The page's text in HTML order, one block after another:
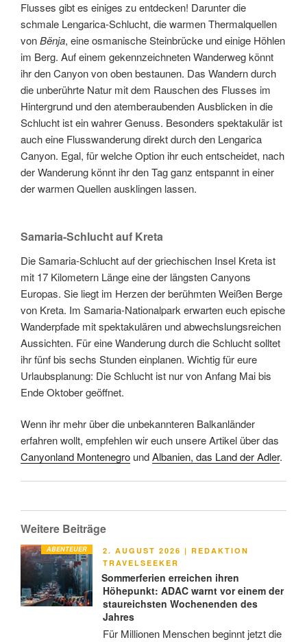
Flusses gibt es einiges zu entdecken! Darunter die
schmale Lengarica-Schlucht, die warmen Thermalquellen
vonBënja, eine osmanische Steinbrücke und einige Höhlen
im Berg. Auf einem gekennzeichneten Wanderweg könnt
ihr den Canyon von oben bestaunen. Das Wandern durch
die unberührte Natur mit dem Rauschen des Flusses im
Hintergrund und den atemberaubenden Ausblicken in die
Schlucht ist ein wahrer Genuss. Besonders spektakulär ist
auch eine Flusswanderung direkt durch den Lengarica
Canyon. Egal, für welche Option ihr euch entscheidet, nach
der Wanderung könnt ihr den Tag ganz entspannt in einer
der warmen Quellen ausklingen lassen.
Samaria-Schlucht auf Kreta
Die Samaria-Schlucht auf der griechischen Insel Kreta ist
mit 17 Kilometern Länge eine der längsten Canyons
Europas. Sie liegt im Herzen der berühmten Weißen Berge
von Kreta. Im Samaria-Nationalpark erwarten euch epische
Wanderpfade mit spektakulären und abwechslungsreichen
Aussichten. Für eine Wanderung durch die Schlucht solltet
ihr fünf bis sechs Stunden einplanen. Wichtig für eure
Urlaubsplanung: Die Schlucht ist nur von Anfang Mai bis
Ende Oktober geöffnet.
Wenn ihr mehr über die unbekannteren Balkanländer
erfahren wollt, empfehlen wir euch unsere Artikel über das
Canyonland Montenegro undAlbanien, das Land der Adler.
Weitere Beiträge
ABENTEUER
VERÖFFENTLICHT
AM
2. AUGUST 2026 | REDAKTION
TRAVELSEEKER
Sommerferien erreichen ihren
Höhepunkt: ADAC warnt vor einem der
staureichsten Wochenenden des
Jahres
Für Millionen Menschen beginnt jetzt die